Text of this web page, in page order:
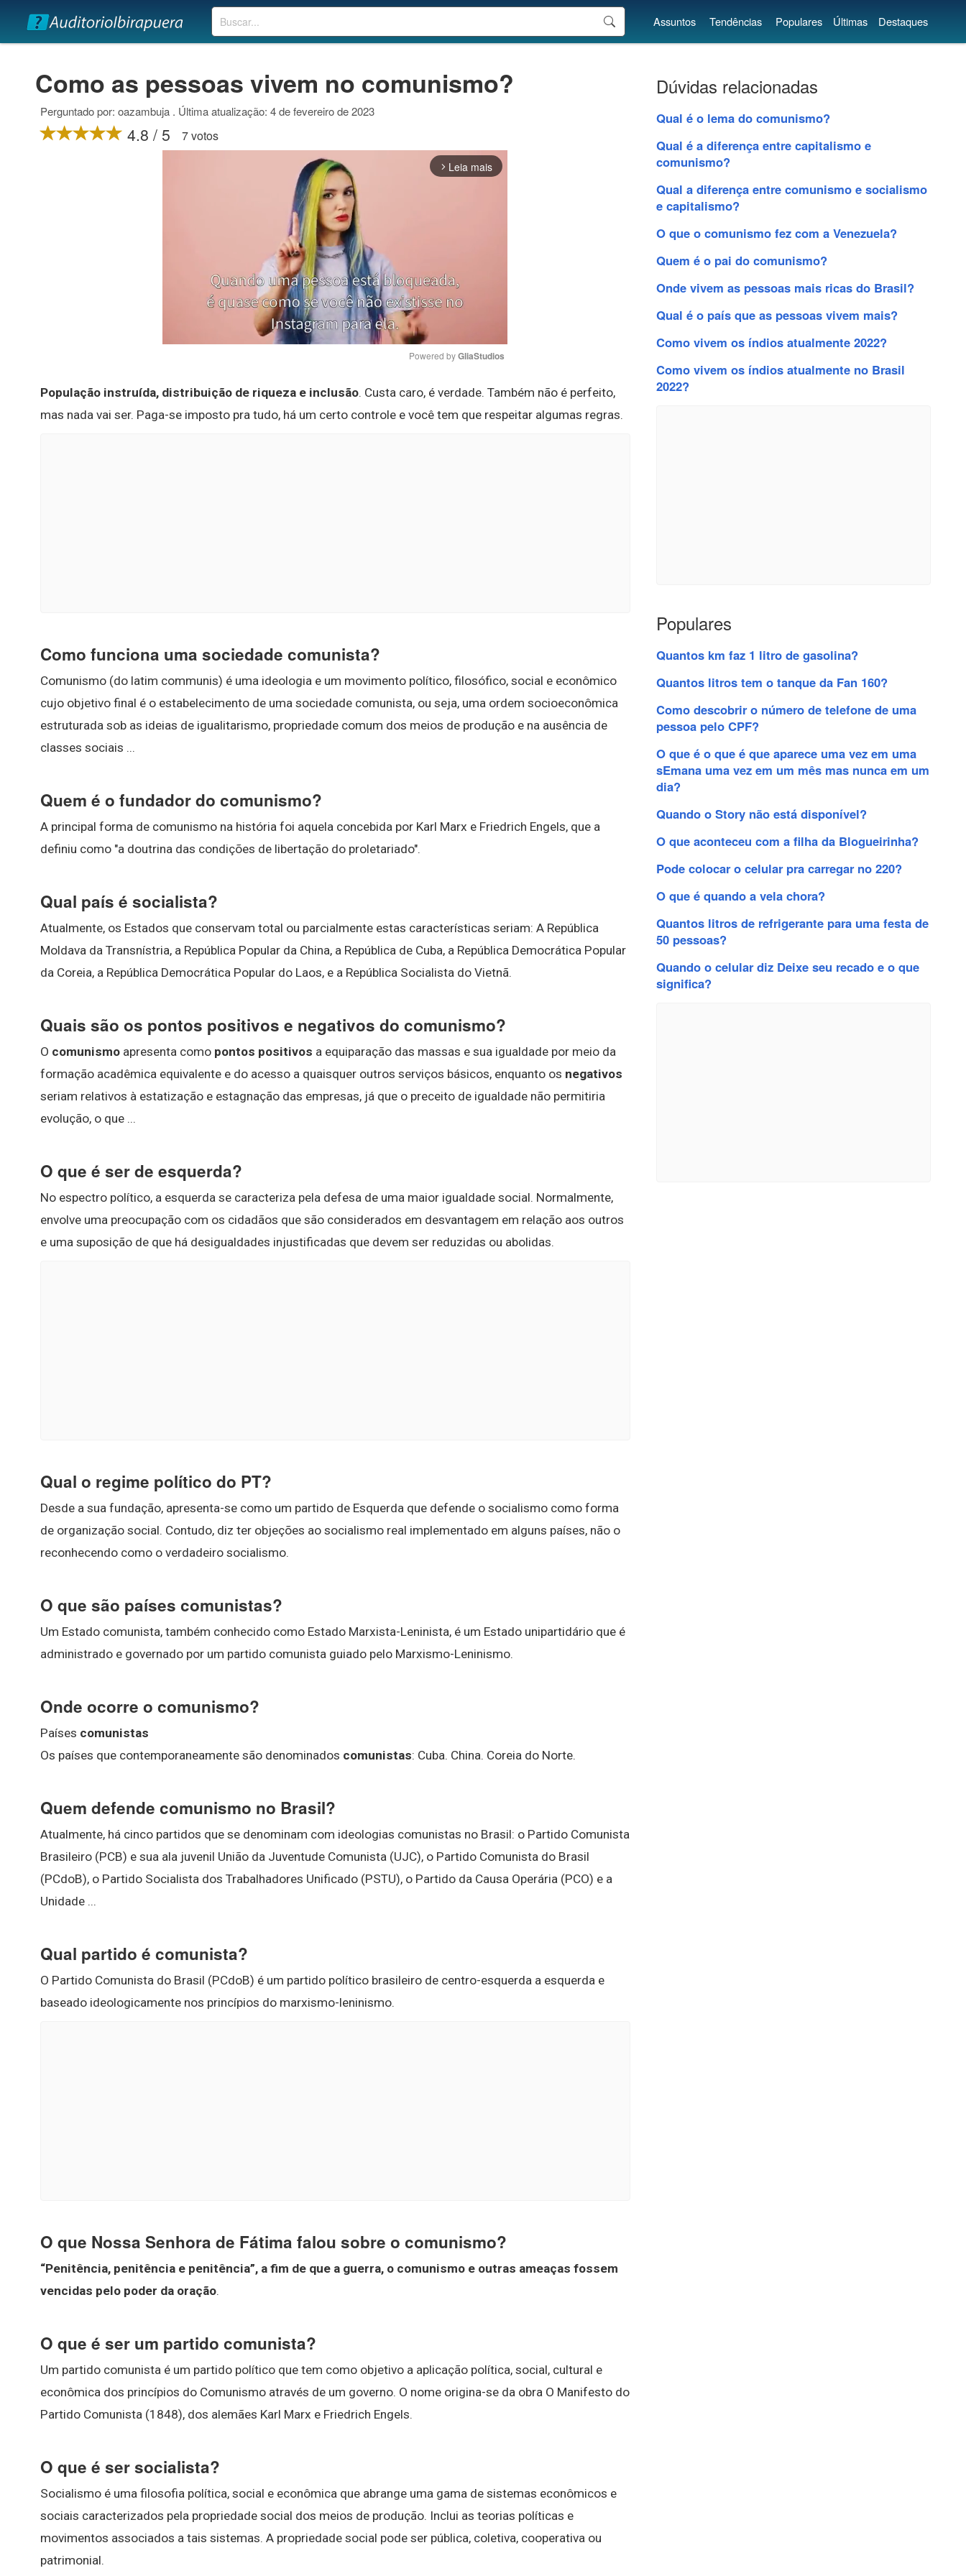
Buscar Assuntos Tendências Populares Últimas Destaques
Como as pessoas vivem no comunismo?
Perguntado por: oazambuja . Última atualização: 4 de fevereiro de 2023
4.8 / 5 7 votos
arrow_forward_ios Leia mais
Mute
Powered by GliaStudios
População instruída, distribuição de riqueza e inclusão. Custa caro, é verdade. Também não é perfeito,
mas nada vai ser. Paga-se imposto pra tudo, há um certo controle e você tem que respeitar algumas regras.
Como funciona uma sociedade comunista?
Comunismo (do latim communis) é uma ideologia e um movimento político, filosófico, social e econômico
cujo objetivo final é o estabelecimento de uma sociedade comunista, ou seja, uma ordem socioeconômica
estruturada sob as ideias de igualitarismo, propriedade comum dos meios de produção e na ausência de
classes sociais ...
Quem é o fundador do comunismo?
A principal forma de comunismo na história foi aquela concebida por Karl Marx e Friedrich Engels, que a
definiu como "a doutrina das condições de libertação do proletariado".
Qual país é socialista?
Atualmente, os Estados que conservam total ou parcialmente estas características seriam: A República
Moldava da Transnístria, a República Popular da China, a República de Cuba, a República Democrática Popular
da Coreia, a República Democrática Popular do Laos, e a República Socialista do Vietnã.
Quais são os pontos positivos e negativos do comunismo?
O comunismo apresenta como pontos positivos a equiparação das massas e sua igualdade por meio da
formação acadêmica equivalente e do acesso a quaisquer outros serviços básicos, enquanto os negativos
seriam relativos à estatização e estagnação das empresas, já que o preceito de igualdade não permitiria
evolução, o que ...
O que é ser de esquerda?
No espectro político, a esquerda se caracteriza pela defesa de uma maior igualdade social. Normalmente,
envolve uma preocupação com os cidadãos que são considerados em desvantagem em relação aos outros
e uma suposição de que há desigualdades injustificadas que devem ser reduzidas ou abolidas.
Qual o regime político do PT?
Desde a sua fundação, apresenta-se como um partido de Esquerda que defende o socialismo como forma
de organização social. Contudo, diz ter objeções ao socialismo real implementado em alguns países, não o
reconhecendo como o verdadeiro socialismo.
O que são países comunistas?
Um Estado comunista, também conhecido como Estado Marxista-Leninista, é um Estado unipartidário que é
administrado e governado por um partido comunista guiado pelo Marxismo-Leninismo.
Onde ocorre o comunismo?
Países comunistas
Os países que contemporaneamente são denominados comunistas: Cuba. China. Coreia do Norte.
Quem defende comunismo no Brasil?
Atualmente, há cinco partidos que se denominam com ideologias comunistas no Brasil: o Partido Comunista
Brasileiro (PCB) e sua ala juvenil União da Juventude Comunista (UJC), o Partido Comunista do Brasil
(PCdoB), o Partido Socialista dos Trabalhadores Unificado (PSTU), o Partido da Causa Operária (PCO) e a
Unidade ...
Qual partido é comunista?
O Partido Comunista do Brasil (PCdoB) é um partido político brasileiro de centro-esquerda a esquerda e
baseado ideologicamente nos princípios do marxismo-leninismo.
O que Nossa Senhora de Fátima falou sobre o comunismo?
“Penitência, penitência e penitência”, a fim de que a guerra, o comunismo e outras ameaças fossem
vencidas pelo poder da oração.
O que é ser um partido comunista?
Um partido comunista é um partido político que tem como objetivo a aplicação política, social, cultural e
econômica dos princípios do Comunismo através de um governo. O nome origina-se da obra O Manifesto do
Partido Comunista (1848), dos alemães Karl Marx e Friedrich Engels.
O que é ser socialista?
Socialismo é uma filosofia política, social e econômica que abrange uma gama de sistemas econômicos e
sociais caracterizados pela propriedade social dos meios de produção. Inclui as teorias políticas e
movimentos associados a tais sistemas. A propriedade social pode ser pública, coletiva, cooperativa ou
patrimonial.
Dúvidas relacionadas
Qual é o lema do comunismo?
Qual é a diferença entre capitalismo e
comunismo?
Qual a diferença entre comunismo e socialismo
e capitalismo?
O que o comunismo fez com a Venezuela?
Quem é o pai do comunismo?
Onde vivem as pessoas mais ricas do Brasil?
Qual é o país que as pessoas vivem mais?
Como vivem os índios atualmente 2022?
Como vivem os índios atualmente no Brasil
2022?
Populares
Quantos km faz 1 litro de gasolina?
Quantos litros tem o tanque da Fan 160?
Como descobrir o número de telefone de uma
pessoa pelo CPF?
O que é o que é que aparece uma vez em uma
sEmana uma vez em um mês mas nunca em um
dia?
Quando o Story não está disponível?
O que aconteceu com a filha da Blogueirinha?
Pode colocar o celular pra carregar no 220?
O que é quando a vela chora?
Quantos litros de refrigerante para uma festa de
50 pessoas?
Quando o celular diz Deixe seu recado e o que
significa?